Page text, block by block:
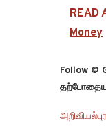
READ
Money
Follow @